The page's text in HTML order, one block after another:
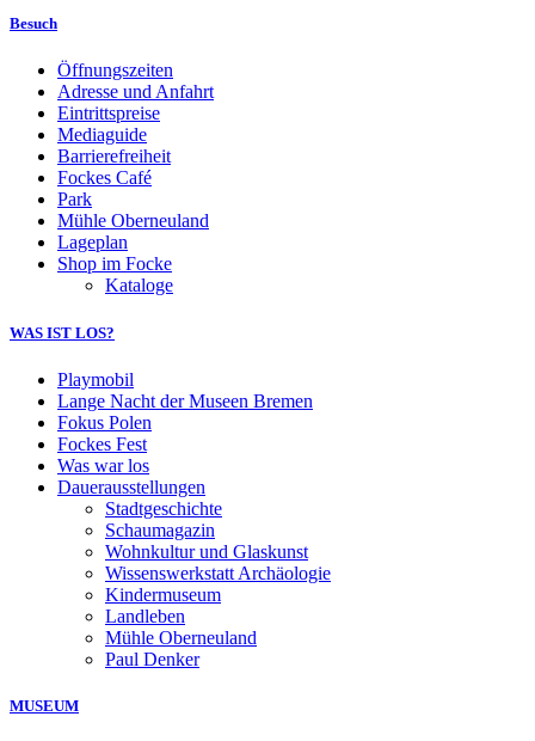
Besuch
Öffnungszeiten
Adresse und Anfahrt
Eintrittspreise
Mediaguide
Barrierefreiheit
Fockes Café
Park
Mühle Oberneuland
Lageplan
Shop im Focke
Kataloge
WAS IST LOS?
Playmobil
Lange Nacht der Museen Bremen
Fokus Polen
Fockes Fest
Was war los
Dauerausstellungen
Stadtgeschichte
Schaumagazin
Wohnkultur und Glaskunst
Wissenswerkstatt Archäologie
Kindermuseum
Landleben
Mühle Oberneuland
Paul Denker
MUSEUM